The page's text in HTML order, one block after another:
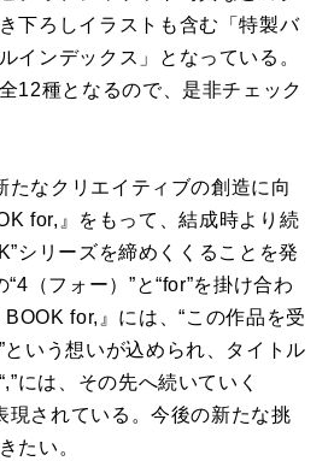
下ろしイラストも含む「特製バ
インデックス」となっている。
12種となるので、是非チェック
たなクリエイティブの創造に向
for,』をもって、結成時より続
シリーズを締めくくることを発
（フォー）”と“for”を掛け合わ
for,』には、“この作品を受
という想いが込められ、タイトル
には、その先へ続いていく
現されている。今後の新たな挑
たい。